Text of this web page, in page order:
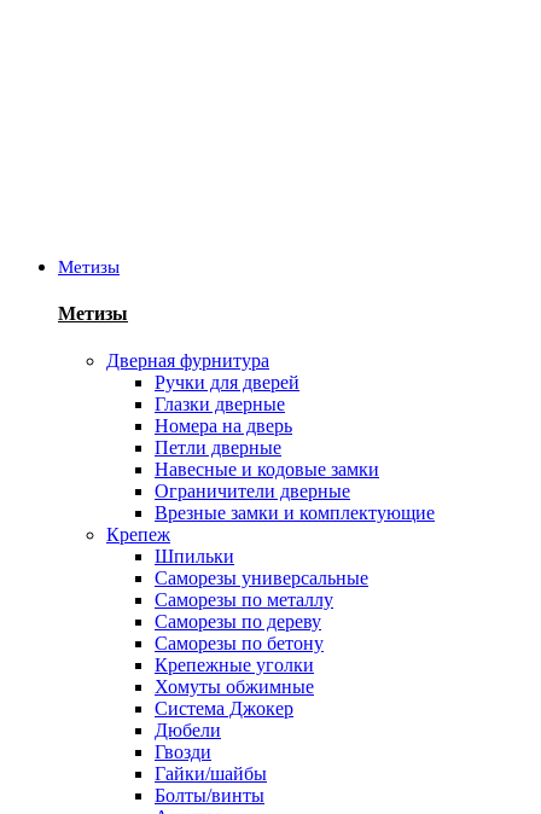
Метизы
Метизы
Дверная фурнитура
Ручки для дверей
Глазки дверные
Номера на дверь
Петли дверные
Навесные и кодовые замки
Ограничители дверные
Врезные замки и комплектующие
Крепеж
Шпильки
Саморезы универсальные
Саморезы по металлу
Саморезы по дереву
Саморезы по бетону
Крепежные уголки
Хомуты обжимные
Система Джокер
Дюбели
Гвозди
Гайки/шайбы
Болты/винты